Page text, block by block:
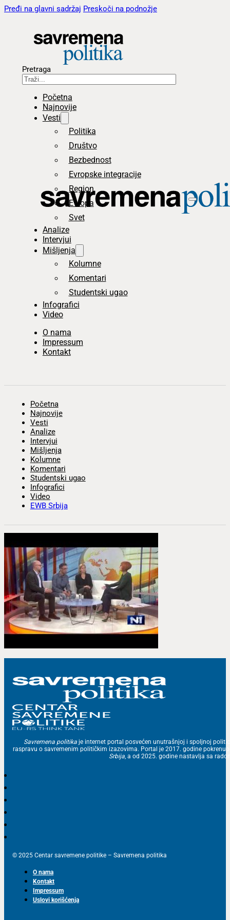
Pređi na glavni sadržaj Preskoči na podnožje
Pretraga
Početna
Najnovije
Vesti
Politika
Društvo
Bezbednost
Evropske integracije
Region
Evropa
Svet
Analize
Intervjui
Mišljenja
Kolumne
Komentari
Studentski ugao
Infografici
Video
O nama
Impressum
Kontakt
Početna
Najnovije
Vesti
Analize
Intervjui
Mišljenja
Kolumne
Komentari
Studentski ugao
Infografici
Video
EWB Srbija
Savremena politika je internet portal posvećen unutrašnjoj i spoljnoj
raspravu o savremenim političkim izazovima. Portal je 2017. godine
Srbija, a od 2025. godine nastavlja sa
© 2025 Centar savremene politike – Savremena politika
O nama
Kontakt
Impressum
Uslovi korišćenja